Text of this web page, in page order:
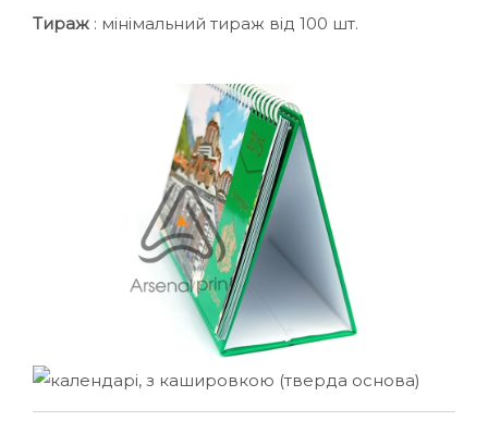
Тираж : мінімальний тираж від 100 шт.